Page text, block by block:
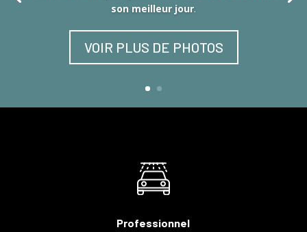
son meilleur jour.
VOIR PLUS DE PHOTOS
Professionnel